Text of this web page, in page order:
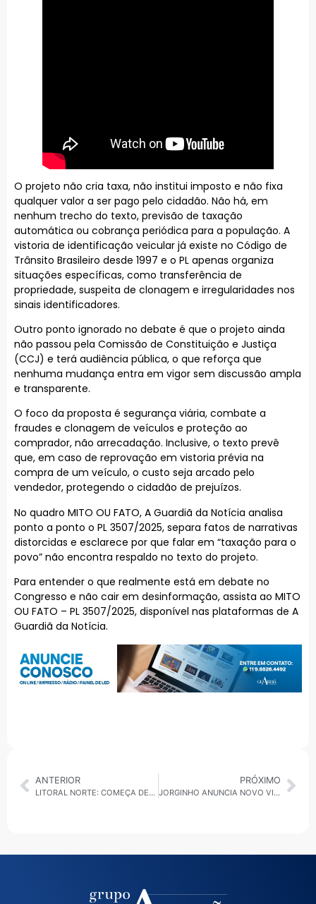
O projeto não cria taxa, não institui imposto e não fixa
qualquer valor a ser pago pelo cidadão. Não há, em
nenhum trecho do texto, previsão de taxação
automática ou cobrança periódica para a população. A
vistoria de identificação veicular já existe no Código de
Trânsito Brasileiro desde 1997 e o PL apenas organiza
situações específicas, como transferência de
propriedade, suspeita de clonagem e irregularidades nos
sinais identificadores.
Outro ponto ignorado no debate é que o projeto ainda
não passou pela Comissão de Constituição e Justiça
(CCJ) e terá audiência pública, o que reforça que
nenhuma mudança entra em vigor sem discussão ampla
e transparente.
O foco da proposta é segurança viária, combate a
fraudes e clonagem de veículos e proteção ao
comprador, não arrecadação. Inclusive, o texto prevê
que, em caso de reprovação em vistoria prévia na
compra de um veículo, o custo seja arcado pelo
vendedor, protegendo o cidadão de prejuízos.
No quadro MITO OU FATO, A Guardiã da Notícia analisa
ponto a ponto o PL 3507/2025, separa fatos de narrativas
distorcidas e esclarece por que falar em “taxação para o
povo” não encontra respaldo no texto do projeto.
Para entender o que realmente está em debate no
Congresso e não cair em desinformação, assista ao MITO
OU FATO – PL 3507/2025, disponível nas plataformas de A
Guardiã da Notícia.
ANTERIOR
LITORAL NORTE: COMEÇA DEFESO DO CAMARÃO E PESCA DE ESPÉCIES FICA PROIBIDA ATÉ ABRIL
PRÓXIMO
JORGINHO ANUNCIA NOVO VICE PARA REELEIÇÃO E MDB REAGE: BASTIDORES DA RUPTURA EM SC